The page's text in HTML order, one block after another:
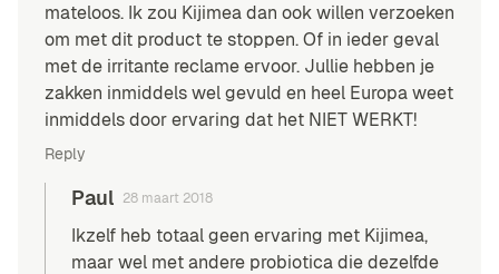
mateloos. Ik zou Kijimea dan ook willen verzoeken
om met dit product te stoppen. Of in ieder geval
met de irritante reclame ervoor. Jullie hebben je
zakken inmiddels wel gevuld en heel Europa weet
inmiddels door ervaring dat het NIET WERKT!
Reply
Paul 28 maart 2018
Ikzelf heb totaal geen ervaring met Kijimea,
maar wel met andere probiotica die dezelfde